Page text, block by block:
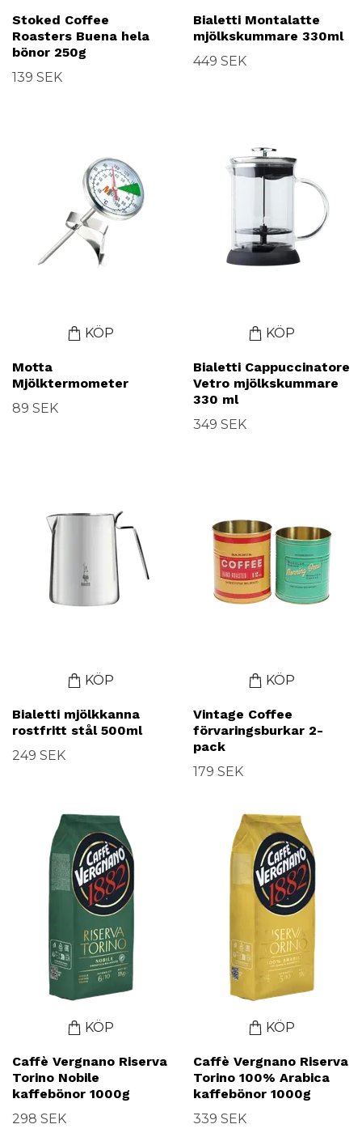
Stoked Coffee
Roasters Buena hela
bönor 250g
139 SEK
Bialetti Montalatte
mjölkskummare 330ml
449 SEK
KÖP
Motta
Mjölktermometer
89 SEK
KÖP
Bialetti Cappuccinatore
Vetro mjölkskummare
330 ml
349 SEK
KÖP
Bialetti mjölkkanna
rostfritt stål 500ml
249 SEK
KÖP
Vintage Coffee
förvaringsburkar 2-
pack
179 SEK
KÖP
Caffè Vergnano Riserva
Torino Nobile
kaffebönor 1000g
298 SEK
KÖP
Caffè Vergnano Riserva
Torino 100% Arabica
kaffebönor 1000g
339 SEK